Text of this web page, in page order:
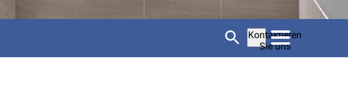
Kontaktieren
Sie uns